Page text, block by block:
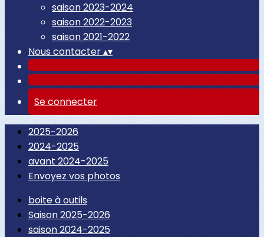
saison 2023-2024
saison 2022-2023
saison 2021-2022
Nous contacter▴▾
Se connecter
2025-2026
2024-2025
avant 2024-2025
Envoyez vos photos
boite à outils
Saison 2025-2026
saison 2024-2025